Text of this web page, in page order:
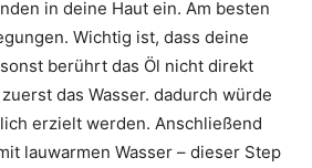
in deine Haut ein. Am besten
Wichtig ist, dass deine
berührt das Öl nicht direkt
das Wasser. dadurch würde
erzielt werden. Anschließend
lauwarmen Wasser – dieser Step